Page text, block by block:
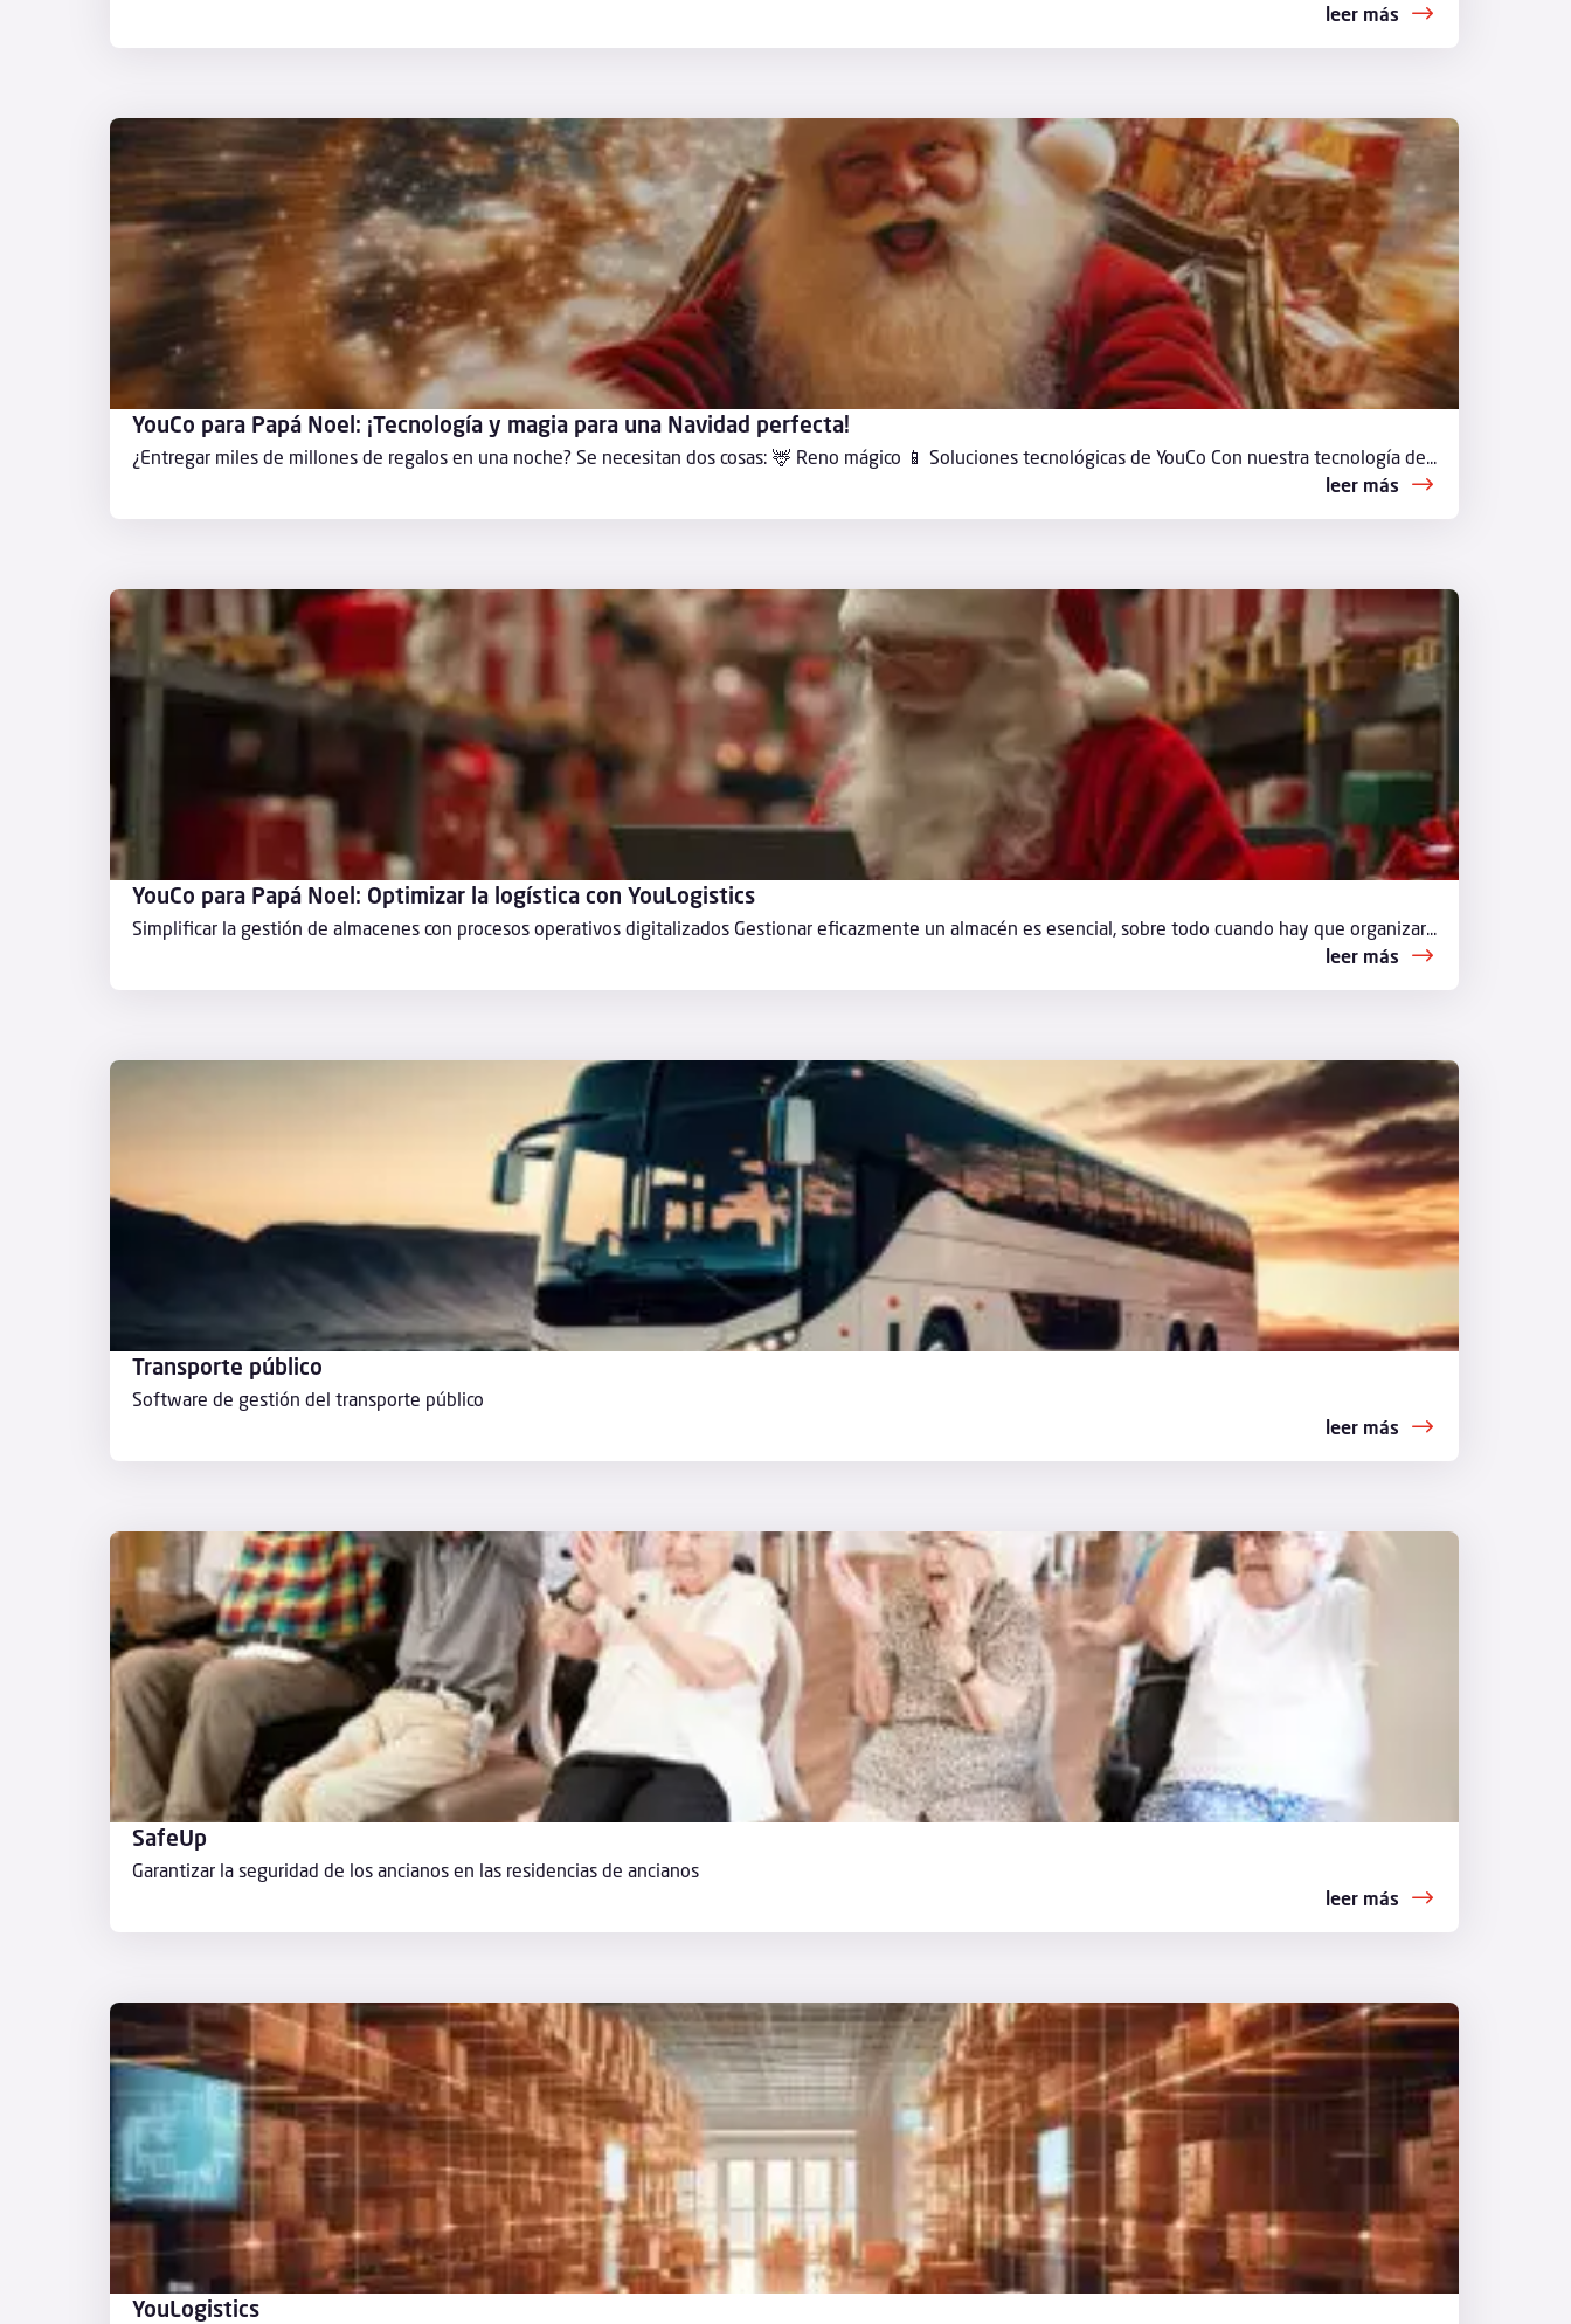
leer más
YouCo para Papá Noel: ¡Tecnología y magia para una Navidad perfecta!
¿Entregar miles de millones de regalos en una noche? Se necesitan dos cosas: 🦌 Reno mágico 📱 Soluciones tecnológicas de YouCo Con nuestra tecnología de...
leer más
YouCo para Papá Noel: Optimizar la logística con YouLogistics
Simplificar la gestión de almacenes con procesos operativos digitalizados Gestionar eficazmente un almacén es esencial, sobre todo cuando hay que organizar...
leer más
Transporte público
Software de gestión del transporte público
leer más
SafeUp
Garantizar la seguridad de los ancianos en las residencias de ancianos
leer más
YouLogistics